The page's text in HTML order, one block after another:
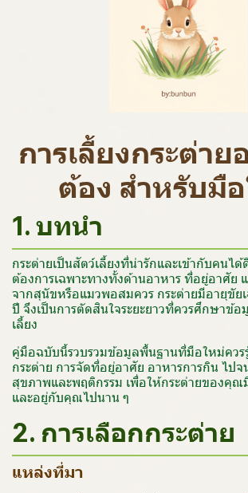
การเลี้ยงกระต่าย
ต้อง สำหรับมื
1. บทนำ
กระต่ายเป็นสัตว์เลี้ยงที่น่ารักและเข้ากับคนไ
ต้องการเฉพาะทางทั้งด้านอาหาร ที่อยู่อาศัย
จากสุนัขหรือแมวพอสมควร กระต่ายมีอายุขัย
ปี จึงเป็นการตัดสินใจระยะยาวที่ควรศึกษาข้อ
เลี้ยง
คู่มือฉบับนี้รวบรวมข้อมูลพื้นฐานที่มือใหม่ควร
กระต่าย การจัดที่อยู่อาศัย อาหารการกิน ไปจ
สุขภาพและพฤติกรรม เพื่อให้กระต่ายของคุ
และอยู่กับคุณไปนาน ๆ
2. การเลือกกระต่าย
แหล่งที่มา